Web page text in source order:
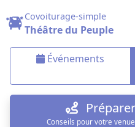
Covoiturage-simple
Théâtre du Peuple
Événements
Conseils pour votre